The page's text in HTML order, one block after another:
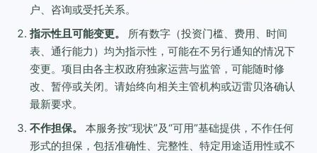
户、咨询或受托关系。
指示性且可能变更。
所有数字（投资门槛、费用、时间
表、通行能力）均为指示性，可能在不另行通知的情况下
变更。项目由各主权政府独家运营与监管，可能随时修
改、暂停或关闭。请始终向相关主管机构或迈雷贝洛确认
最新要求。
不作担保。
本服务按“现状”及“可用”基础提供，不作任何
形式的担保，包括准确性、完整性、特定用途适用性或不